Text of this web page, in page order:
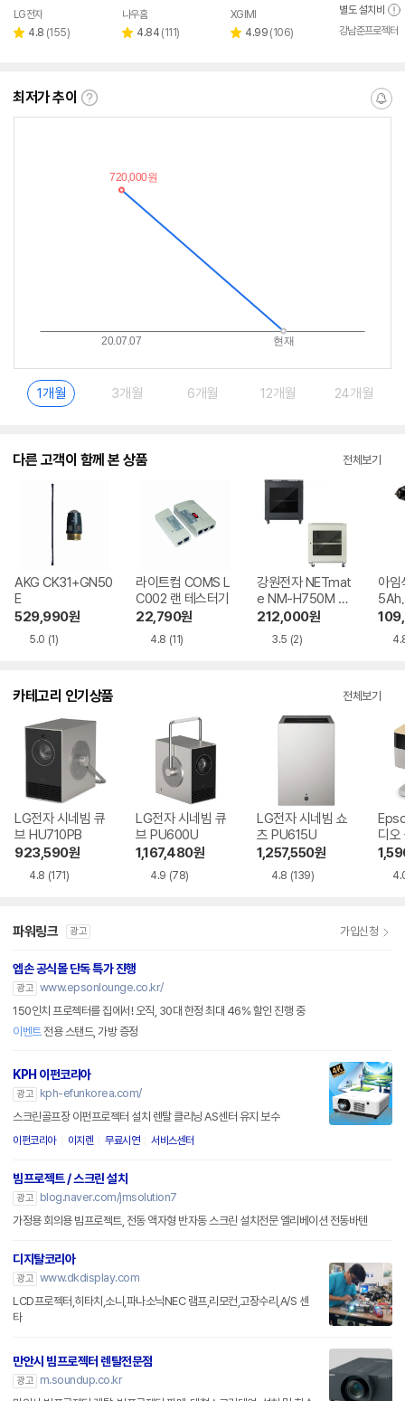
LG전자
별 4.8 리
(155)
나우홈
별 4.84 리
(111)
XGIMI
별 4.99 리
(106)
별도 설치비
강남준프로젝터
최저가 추이
최
알
1개월 3개월 6개월 12개월 24개월
다른 고객이 함께 본 상품 전체보기
AKG CK31+GN50
E
529,990원
5.0 (1)
라이트컴 COMS L
C002 랜 테스터기
22,790원
4.8 (11)
강원전자 NETmat
e NM-H750M 허
브랙
212,000원
3.5 (2)
아임
카테고리 인기상품 전체보기
LG전자 시네빔 큐
브 HU710PB
923,590원
4.8 (171)
LG전자 시네빔 큐
브 PU600U
1,167,480원
4.9 (78)
LG전자 시네빔 쇼
츠 PU615U
1,257,550원
4.8 (139)
디오
EF-
파워링크 광고 가입신청
엡손 공식몰 단독 특가 진행
광고 www.epsonlounge.co.kr/
150인치 프로젝터를 집에서! 오직, 30대 한정 최대 46% 할인 진행 중
이벤트전용 스탠드, 가방 증정
KPH 이펀코리아
광고
kph-efunkorea.com/
스크린골프장 이펀프로젝터 설치 렌탈 클리닝 AS센터 유지 보수
이펀코리아 이지렌 무료시연 서비스센터
빔프로젝트 / 스크린 설치
광고
blog.naver.com/jmsolution7
가정용 회의용 빔프로젝트, 전동 액자형 반자동 스크린 설치전문 엘리베이션 전동바텐
디지탈코리아
광고 www.dkdisplay.com
LCD프로젝터,히타치,소니,파나소닉NEC 램프,리모컨,고장수리,A/S 센
타
만안시 빔프로젝터 렌탈전문점
광고
m.soundup.co.kr